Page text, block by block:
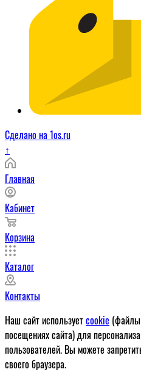
Сделано на 1os.ru
↑
Главная
Кабинет
Корзина
Каталог
Контакты
Наш сайт используетcookie
посещениях сайта) для
пользователей. Вы можете
своего браузера.